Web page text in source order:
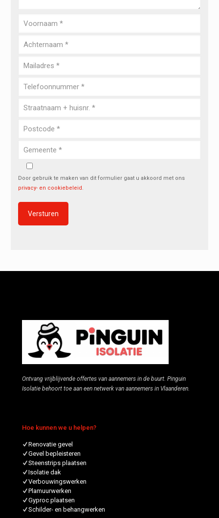
Door gebruik te maken van dit formulier gaat u akkoord met ons
privacy- en cookiebeleid .
Ontvang vrijblijvende offertes van aannemers in de buurt. Pinguin
Isolatie behoort toe aan een netwerk van aannemers in Vlaanderen.
Hoe kunnen we u helpen?
Renovatie gevel
Gevel bepleisteren
Steenstrips plaatsen
Isolatie dak
Verbouwingswerken
Plamuurwerken
Gyproc plaatsen
Schilder- en behangwerken